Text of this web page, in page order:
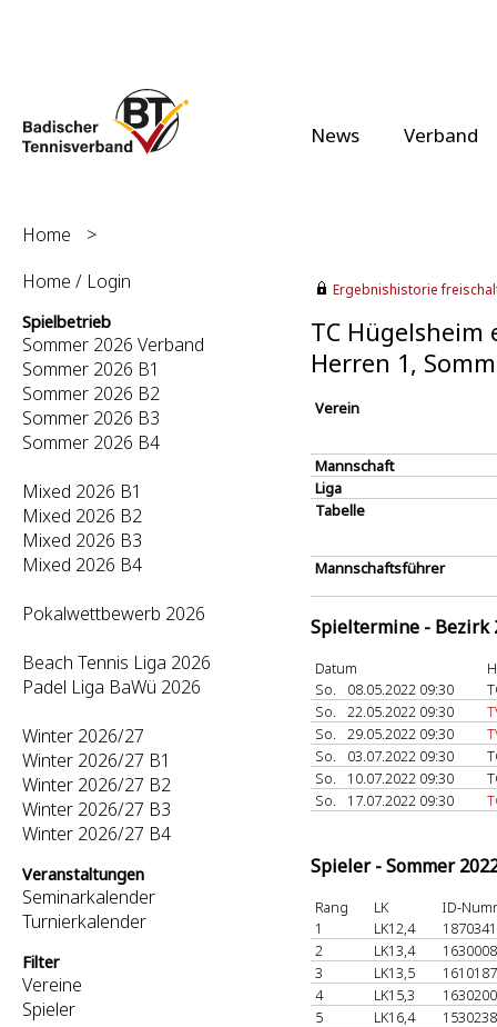
News Verband
Home
>
Home / Login
Spielbetrieb
Sommer 2026 Verband
Sommer 2026 B1
Sommer 2026 B2
Sommer 2026 B3
Sommer 2026 B4
Mixed 2026 B1
Mixed 2026 B2
Mixed 2026 B3
Mixed 2026 B4
Pokalwettbewerb 2026
Beach Tennis Liga 2026
Padel Liga BaWü 2026
Winter 2026/27
Winter 2026/27 B1
Winter 2026/27 B2
Winter 2026/27 B3
Winter 2026/27 B4
Veranstaltungen
Seminarkalender
Turnierkalender
Filter
Vereine
Spieler
Ergebnishistorie
TC Hügelsheim
Herren 1,
Verein
Mannschaft
Liga
Tabelle
Mannschaftsführer
Spieltermine - Bezirk
Datum
So.
08.05.2022 09:30
So.
22.05.2022 09:30
So.
29.05.2022 09:30
So.
03.07.2022 09:30
So.
10.07.2022 09:30
So.
17.07.2022 09:30
Spieler - Sommer
Rang LK
ID-
1
LK12,4
2
LK13,4
3
LK13,5
4
LK15,3
5
LK16,4